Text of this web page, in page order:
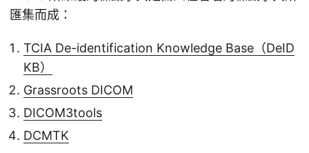
匯集而成：
TCIA De-identification Knowledge Base（DeID
KB）
Grassroots DICOM
DICOM3tools
DCMTK